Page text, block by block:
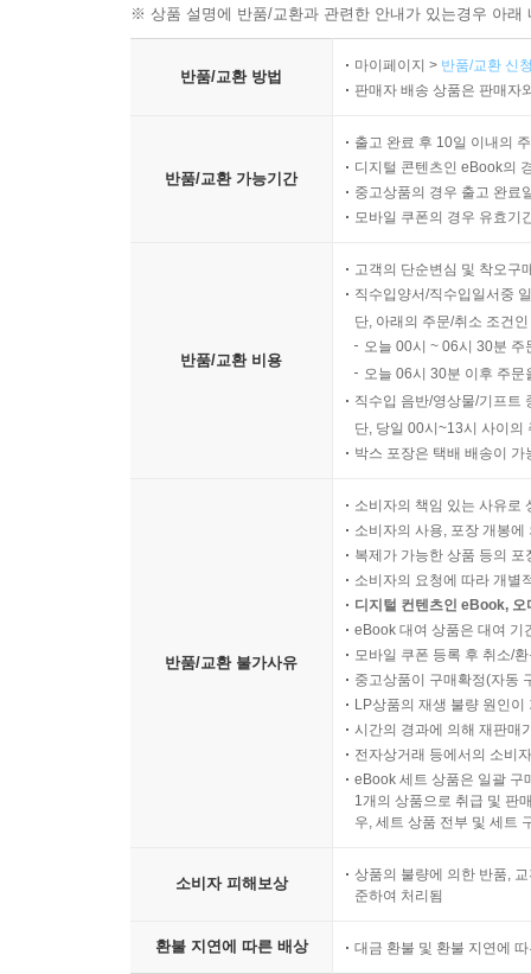
나이키의 〈크로스바〉 영상은 유튜브 역사
Blacklivesmatter의 시작도 나이키였고, 최초의
것이 있다. 바로 나이키의 상징 슬로건 ‘Just Do
같은 메시지를 던져온 나이키는 그들만의 독창적
기업은 기능에 초점을 맞추고 싶은 유혹을 이
경우가 많다. 최신 기술, 최고의 소재, 최고의
사양으로는 바람을 일으키지 못한다. 그레그
브랜딩의 핵심이자 브랜드가 깔아놓은 판 위에
소비자의 기대는 날로 커져가는 이 시대에 『
시도해보고 싶으나 어떻게 해야 할지 갈피를 잡
※ 상품 설명에 반품/교환과 관련한 안내가 있는경우 아
반품/교환 방법
마이페이지 > 반품/교환 신
판매자 배송 상품은 판매자
반품/교환 가능기간
출고 완료 후 10일 이내의
디지털 콘텐츠인 eBook의
중고상품의 경우 출고 완료
모바일 쿠폰의 경우 유효기
반품/교환 비용
고객의 단순변심 및 착오구
직수입양서/직수입일서중
단, 아래의 주문/취소 조건
오늘 00시 ~ 06시 30분
오늘 06시 30분 이후 주
직수입 음반/영상물/기프트
단, 당일 00시~13시 사이의
박스 포장은 택배 배송이
반품/교환 불가사유
소비자의 책임 있는 사유로
소비자의 사용, 포장 개봉
복제가 가능한 상품 등의
소비자의 요청에 따라 개별
디지털 컨텐츠인 eBook,
eBook 대여 상품은 대여 기
모바일 쿠폰 등록 후 취소/
중고상품이 구매확정(자동
LP상품의 재생 불량 원인
시간의 경과에 의해 재판매
전자상거래 등에서의 소비
eBook 세트 상품은 일괄 구
1개의 상품으로 취급 및 판
우, 세트 상품 전부 및 세트
소비자 피해보상
상품의 불량에 의한 반품,
준하여 처리됨
환불 지연에 따른 배상 대금 환불 및 환불 지연에